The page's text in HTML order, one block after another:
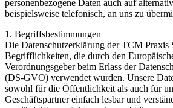
personenbezogene Daten auch auf
beispielsweise telefonisch, an uns zu
1. Begriffsbestimmungen
Die Datenschutzerklärung der TCM Praxis
Begrifflichkeiten, die durch den
Verordnungsgeber beim Erlass der
(DS-GVO) verwendet wurden. Unsere
sowohl für die Öffentlichkeit als auch für
Geschäftspartner einfach lesbar und